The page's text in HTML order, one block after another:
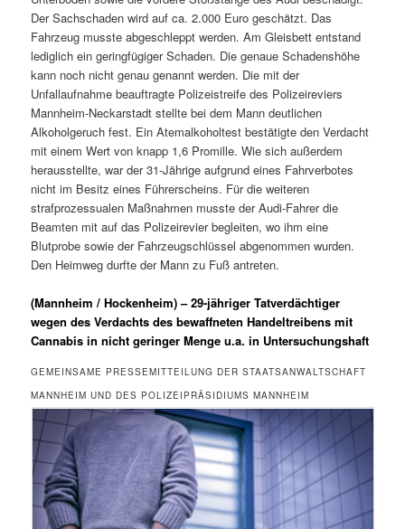
Der Sachschaden wird auf ca. 2.000 Euro geschätzt. Das
Fahrzeug musste abgeschleppt werden. Am Gleisbett entstand
lediglich ein geringfügiger Schaden. Die genaue Schadenshöhe
kann noch nicht genau genannt werden. Die mit der
Unfallaufnahme beauftragte Polizeistreife des Polizeireviers
Mannheim-Neckarstadt stellte bei dem Mann deutlichen
Alkoholgeruch fest. Ein Atemalkoholtest bestätigte den Verdacht
mit einem Wert von knapp 1,6 Promille. Wie sich außerdem
herausstellte, war der 31-Jährige aufgrund eines Fahrverbotes
nicht im Besitz eines Führerscheins. Für die weiteren
strafprozessualen Maßnahmen musste der Audi-Fahrer die
Beamten mit auf das Polizeirevier begleiten, wo ihm eine
Blutprobe sowie der Fahrzeugschlüssel abgenommen wurden.
Den Heimweg durfte der Mann zu Fuß antreten.
(Mannheim / Hockenheim) – 29-jähriger Tatverdächtiger
wegen des Verdachts des bewaffneten Handeltreibens mit
Cannabis in nicht geringer Menge u.a. in Untersuchungshaft
GEMEINSAME PRESSEMITTEILUNG DER STAATSANWALTSCHAFT
MANNHEIM UND DES POLIZEIPRÄSIDIUMS MANNHEIM